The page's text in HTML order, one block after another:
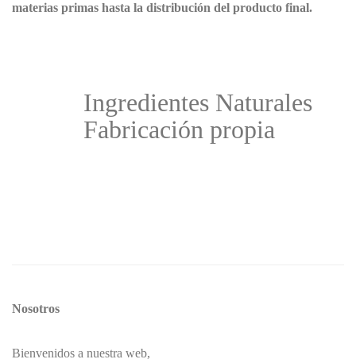
materias primas hasta la distribución del producto final.
Ingredientes Naturales
Fabricación propia
Nosotros
Bienvenidos a nuestra web,